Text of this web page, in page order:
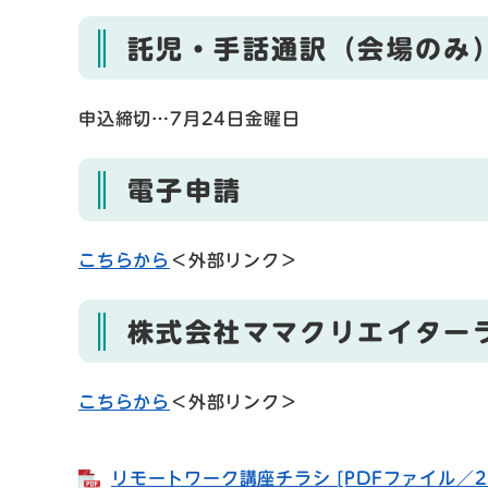
託児・手話通訳（会場のみ）
申込締切…7月24日金曜日
電子申請
こちらから ＜外部リンク＞
株式会社ママクリエイター
こちらから ＜外部リンク＞
リモートワーク講座チラシ [PDFファイル／